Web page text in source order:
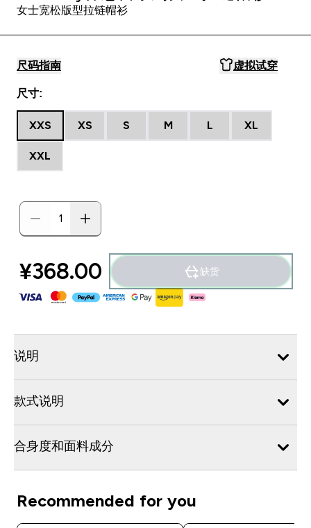
女士宽松版型拉链帽衫
尺码指南 虚拟试穿
尺寸:
XXS XS S M L XL
XXL
¥368.00‎ 缺货
说明
款式说明
合身度和面料成分
Recommended for you